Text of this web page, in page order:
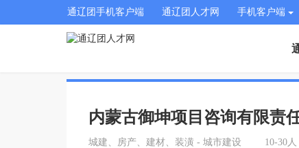
通辽团手机客户端 通辽团人才网 手机客户端
内蒙古御坤项目咨询有限责
城建、房产、建材、装潢 - 城市建设 10-30人